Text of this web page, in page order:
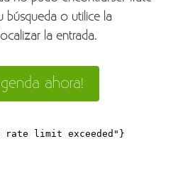
búsqueda o utilice la
la entrada.
ahora!